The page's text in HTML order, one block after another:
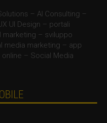
– AI Consulting –
UI Design – portali
– sviluppo
media marketing – app
– Social Media